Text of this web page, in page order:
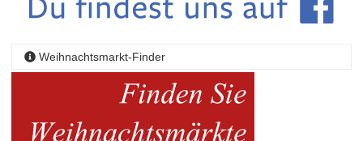
Weihnachtsmarkt-Finder